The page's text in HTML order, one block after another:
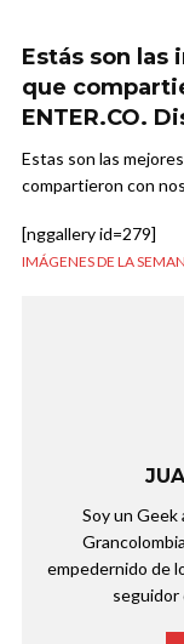
Estás son las
que
ENTER.CO.
Estas son las
compartieron con
[nggallery id=279]
IMÁGENES DE LA
Soy un Geek
empedernido de